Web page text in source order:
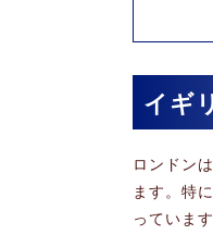
イギ
ロンドン
ます。特
っていま